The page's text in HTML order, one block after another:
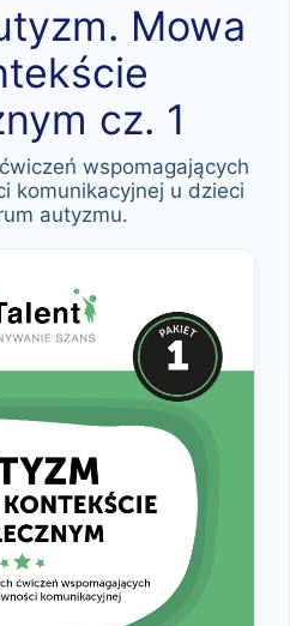
Mowa
cz. 1
wspomagających
komunikacyjnej u dzieci
autyzmu.